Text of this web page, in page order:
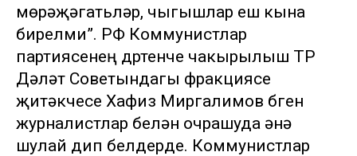
мөрәҗәгатьләр, чыгышлар еш кына
бирелми”. РФ Коммунистлар
партиясенең дүртенче чакырылыш ТР
Дәүләт Советындагы фракциясе
җитәкчесе Хафиз Миргалимов бүген
журналистлар белән очрашуда әнә
шулай дип белдерде. Коммунистлар